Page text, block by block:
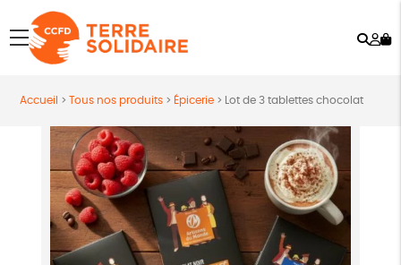
menu
Accueil > Tous nos produits> Épicerie> Lot de 3 tablettes chocolat